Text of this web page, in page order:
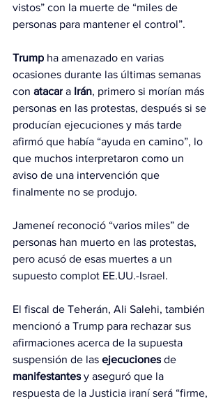
vistos” con la muerte de “miles de
personas para mantener el control”.
Trump ha amenazado en varias
ocasiones durante las últimas semanas
con atacar a Irán, primero si morían más
personas en las protestas, después si se
producían ejecuciones y más tarde
afirmó que había “ayuda en camino”, lo
que muchos interpretaron como un
aviso de una intervención que
finalmente no se produjo.
Jameneí reconoció “varios miles” de
personas han muerto en las protestas,
pero acusó de esas muertes a un
supuesto complot EE.UU.-Israel.
El fiscal de Teherán, Ali Salehi, también
mencionó a Trump para rechazar sus
afirmaciones acerca de la supuesta
suspensión de las ejecuciones de
manifestantes y aseguró que la
respuesta de la Justicia iraní será “firme,